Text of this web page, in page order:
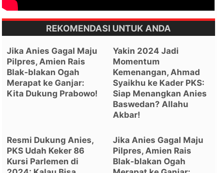
REKOMENDASI UNTUK ANDA
Jika Anies Gagal Maju
Pilpres, Amien Rais
Blak-blakan Ogah
Merapat ke Ganjar:
Kita Dukung Prabowo!
Yakin 2024 Jadi
Momentum
Kemenangan, Ahmad
Syaikhu ke Kader PKS:
Siap Menangkan Anies
Baswedan? Allahu
Akbar!
Resmi Dukung Anies,
PKS Udah Keker 86
Kursi Parlemen di
Jika Anies Gagal Maju
Pilpres, Amien Rais
Blak-blakan Ogah